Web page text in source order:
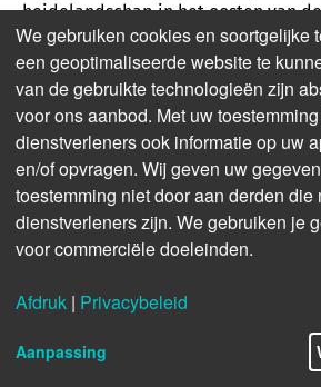
heidelandschap in het oosten van
van regionale specialiteiten. De
ongerept en natuurlijk landschap
omstandigheden creëert om uw
Wandeltochten met de
uitzichten
de hele Eifel
We gebruiken cookies en soortgelijke
een geoptimaliseerde website te
van de gebruikte technologieën zijn
voor ons aanbod. Met uw
dienstverleners ook informatie op uw
en/of opvragen. Wij geven uw
toestemming niet door aan derden die
dienstverleners zijn. We gebruiken je
voor commerciële doeleinden.
Afdruk | Privacybeleid
Aanpassing